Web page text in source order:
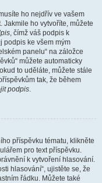
ho nejdřív ve vašem
Jakmile ho vytvoříte, můžete
, čímž váš podpis k
podpis ke všem mým
panelu“ na záložce
můžete automaticky
to uděláte, můžete stále
tak, že během
podpis.
příspěvku tématu, klikněte
pro text příspěvku.
k vytvoření hlasování.
hlasování“, ujistěte se, že
řádku. Můžete také